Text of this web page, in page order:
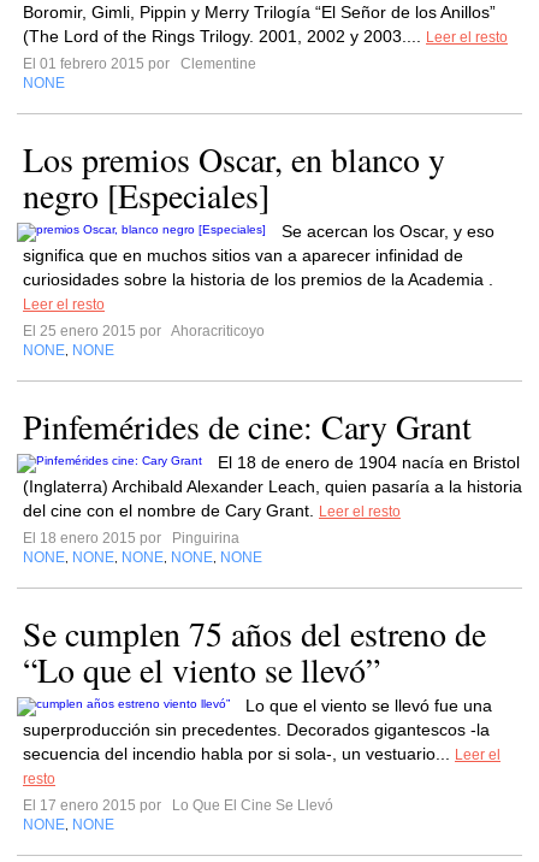
Boromir, Gimli, Pippin y Merry Trilogía “El Señor de los Anillos”
(The Lord of the Rings Trilogy. 2001, 2002 y 2003....
Leer el resto
El 01 febrero 2015 por
Clementine
NONE
Los premios Oscar, en blanco y
negro [Especiales]
Se acercan los Oscar, y eso
significa que en muchos sitios van a aparecer infinidad de
curiosidades sobre la historia de los premios de la Academia .
Leer el resto
El 25 enero 2015 por Ahoracriticoyo
NONE NONE
Pinfemérides de cine: Cary Grant
El 18 de enero de 1904 nacía en Bristol
(Inglaterra) Archibald Alexander Leach, quien pasaría a la historia
del cine con el nombre de Cary Grant.
Leer el resto
El 18 enero 2015 por
Pinguirina
NONE NONE NONE NONE NONE
Se cumplen 75 años del estreno de
“Lo que el viento se llevó”
Lo que el viento se llevó fue una
superproducción sin precedentes. Decorados gigantescos -la
secuencia del incendio habla por si sola-, un vestuario...
Leer el
resto
El 17 enero 2015 por
Lo Que El Cine Se Llevó
NONE NONE